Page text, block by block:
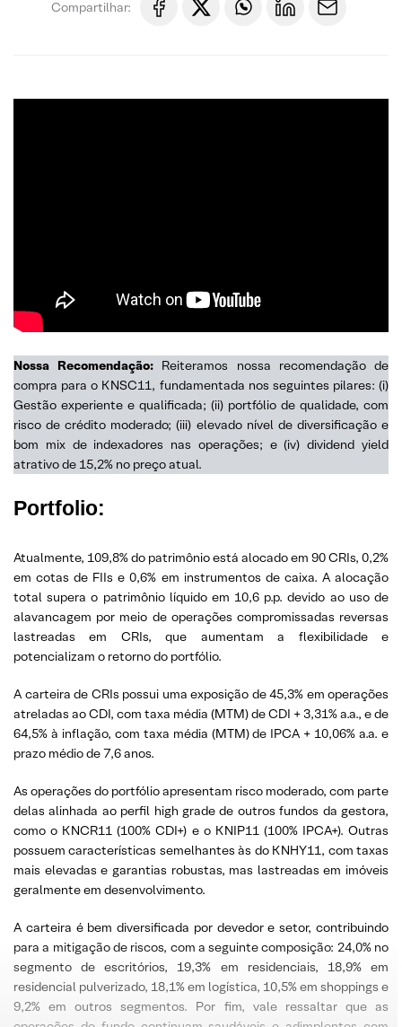
Compartilhar:
Nossa Recomendação: Reiteramos nossa recomendação de
compra para o KNSC11, fundamentada nos seguintes pilares: (i)
Gestão experiente e qualificada; (ii) portfólio de qualidade, com
risco de crédito moderado; (iii) elevado nível de diversificação e
bom mix de indexadores nas operações; e (iv) dividend yield
atrativo de 15,2% no preço atual.
Portfolio:
Atualmente, 109,8% do patrimônio está alocado em 90 CRIs, 0,2%
em cotas de FIIs e 0,6% em instrumentos de caixa. A alocação
total supera o patrimônio líquido em 10,6 p.p. devido ao uso de
alavancagem por meio de operações compromissadas reversas
lastreadas em CRIs, que aumentam a flexibilidade e
potencializam o retorno do portfólio.
A carteira de CRIs possui uma exposição de 45,3% em operações
atreladas ao CDI, com taxa média (MTM) de CDI + 3,31% a.a., e de
64,5% à inflação, com taxa média (MTM) de IPCA + 10,06% a.a. e
prazo médio de 7,6 anos.
As operações do portfólio apresentam risco moderado, com parte
delas alinhada ao perfil high grade de outros fundos da gestora,
como o KNCR11 (100% CDI+) e o KNIP11 (100% IPCA+). Outras
possuem características semelhantes às do KNHY11, com taxas
mais elevadas e garantias robustas, mas lastreadas em imóveis
geralmente em desenvolvimento.
A carteira é bem diversificada por devedor e setor, contribuindo
para a mitigação de riscos, com a seguinte composição: 24,0% no
segmento de escritórios, 19,3% em residenciais, 18,9% em
residencial pulverizado, 18,1% em logística, 10,5% em shoppings e
9,2% em outros segmentos. Por fim, vale ressaltar que as